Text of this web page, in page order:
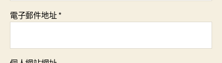
電子郵件地址*